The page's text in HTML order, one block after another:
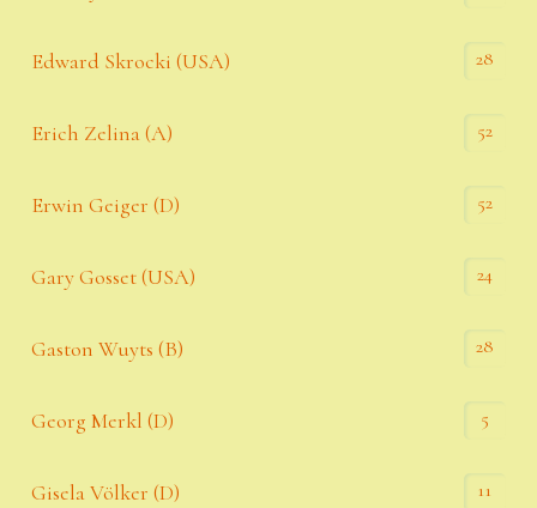
Edward Skrocki (USA) 28
Erich Zelina (A) 52
Erwin Geiger (D) 52
Gary Gosset (USA) 24
Gaston Wuyts (B) 28
Georg Merkl (D) 5
Gisela Völker (D) 11